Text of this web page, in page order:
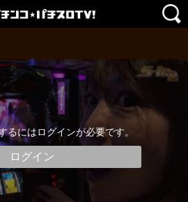
るにはログインが必要です。
ログイン